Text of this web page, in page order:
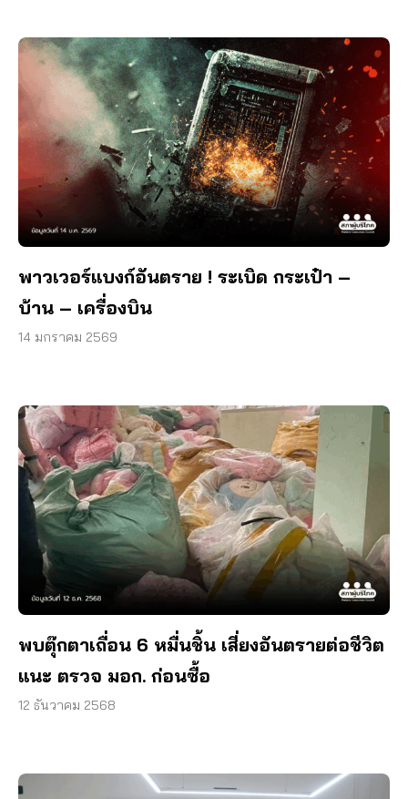
พาวเวอร์แบงก์อันตราย ! ระเบิด กระเป๋า –
บ้าน – เครื่องบิน
14 มกราคม 2569
พบตุ๊กตาเถื่อน 6 หมื่นชิ้น เสี่ยงอันตรายต่อชีวิต
แนะ ตรวจ มอก. ก่อนซื้อ
12 ธันวาคม 2568